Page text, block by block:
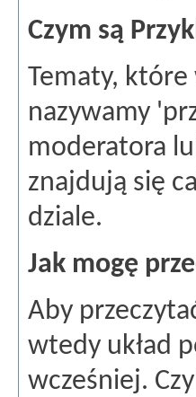
Czym są
Tematy,
nazywamy
moderatora
znajdują się
dziale.
Jak mogę
Aby
wtedy układ
wcześniej.